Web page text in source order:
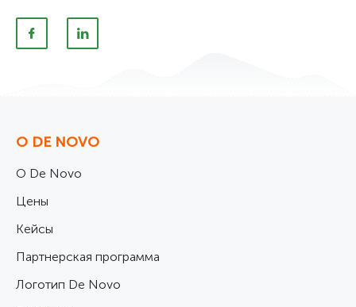
О DE NOVO
О De Novo
Цены
Кейсы
Партнерская программа
Логотип De Novo